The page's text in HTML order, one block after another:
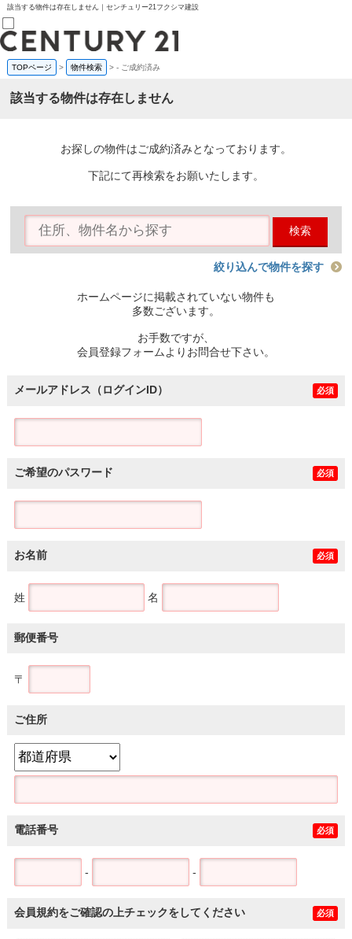
該当する物件は存在しません｜センチュリー21フクシマ建設
売買部
0120-800-844
賃貸部
会員メニュー
物件を探す
購入TOP
条件から探す
住宅ローン控除シミュレータ
TOPページ > 物件検索 >- ご成約済み
該当する物件は存在しません
お探しの物件はご成約済みとなっております。
下記にて再検索をお願いたします。
検索
絞り込んで物件を探す
ホームページに掲載されていない物件も
多数ございます。
お手数ですが、
会員登録フォームよりお問合せ下さい。
メールアドレス（ログインID） 必須
ご希望のパスワード 必須
お名前 必須
姓 名
郵便番号
〒
ご住所
電話番号 必須
- -
会員規約をご確認の上チェックをしてください 必須